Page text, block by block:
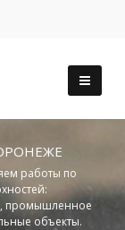
работы по
промышленное
объекты.